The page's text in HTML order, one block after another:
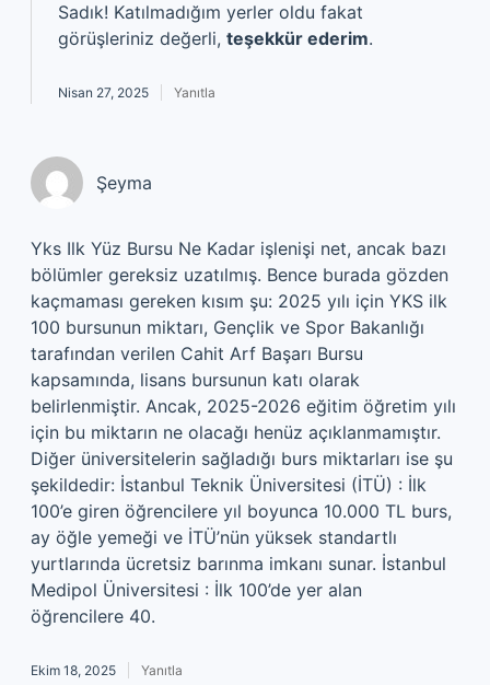
Sadık! Katılmadığım yerler oldu fakat
görüşleriniz değerli, teşekkür ederim.
Nisan 27, 2025 Yanıtla
Şeyma
Yks Ilk Yüz Bursu Ne Kadar işlenişi net, ancak bazı
bölümler gereksiz uzatılmış. Bence burada gözden
kaçmaması gereken kısım şu: 2025 yılı için YKS ilk
100 bursunun miktarı, Gençlik ve Spor Bakanlığı
tarafından verilen Cahit Arf Başarı Bursu
kapsamında, lisans bursunun katı olarak
belirlenmiştir. Ancak, 2025-2026 eğitim öğretim yılı
için bu miktarın ne olacağı henüz açıklanmamıştır.
Diğer üniversitelerin sağladığı burs miktarları ise şu
şekildedir: İstanbul Teknik Üniversitesi (İTÜ) : İlk
100’e giren öğrencilere yıl boyunca 10.000 TL burs,
ay öğle yemeği ve İTÜ’nün yüksek standartlı
yurtlarında ücretsiz barınma imkanı sunar. İstanbul
Medipol Üniversitesi : İlk 100’de yer alan
öğrencilere 40.
Ekim 18, 2025 Yanıtla